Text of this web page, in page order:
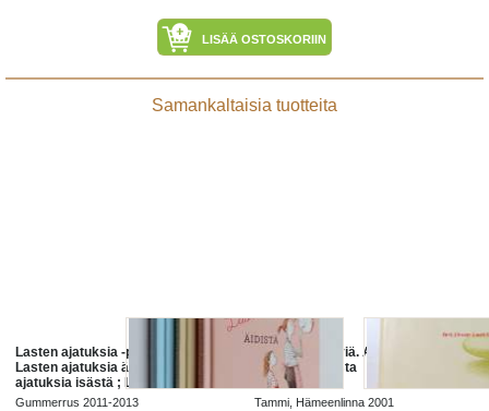
LISÄÄ OSTOSKORIIN
Samankaltaisia tuotteita
Lasten ajatuksia -paketti (3 kirjaa) :
Lasten ajatuksia äidistä ; Lasten
ajatuksia isästä ; Lasten ajatuksia
avioliitosta
Gummerrus 2011-2013
Kompastuskiviä. Ajatuksia
evankeliumeista
Tammi, Hämeenlinna 2001